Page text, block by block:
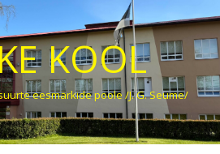
KOOL
eesmärkide poole /J. G. Seume/